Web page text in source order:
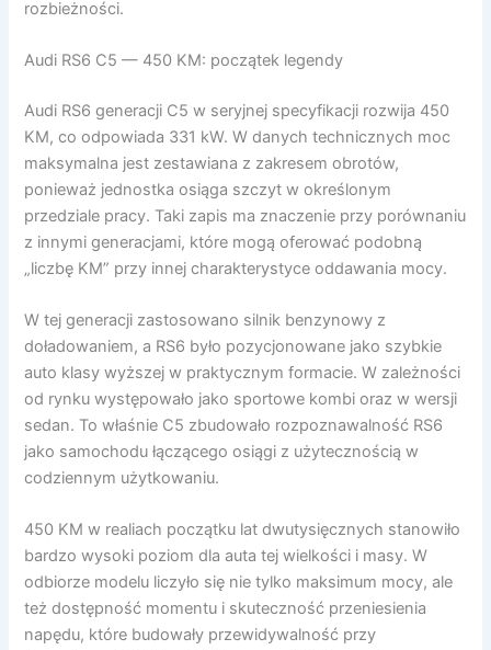
rozbieżności.
Audi RS6 C5 — 450 KM: początek legendy
Audi RS6 generacji C5 w seryjnej specyfikacji rozwija 450
KM, co odpowiada 331 kW. W danych technicznych moc
maksymalna jest zestawiana z zakresem obrotów,
ponieważ jednostka osiąga szczyt w określonym
przedziale pracy. Taki zapis ma znaczenie przy porównaniu
z innymi generacjami, które mogą oferować podobną
„liczbę KM” przy innej charakterystyce oddawania mocy.
W tej generacji zastosowano silnik benzynowy z
doładowaniem, a RS6 było pozycjonowane jako szybkie
auto klasy wyższej w praktycznym formacie. W zależności
od rynku występowało jako sportowe kombi oraz w wersji
sedan. To właśnie C5 zbudowało rozpoznawalność RS6
jako samochodu łączącego osiągi z użytecznością w
codziennym użytkowaniu.
450 KM w realiach początku lat dwutysięcznych stanowiło
bardzo wysoki poziom dla auta tej wielkości i masy. W
odbiorze modelu liczyło się nie tylko maksimum mocy, ale
też dostępność momentu i skuteczność przeniesienia
napędu, które budowały przewidywalność przy